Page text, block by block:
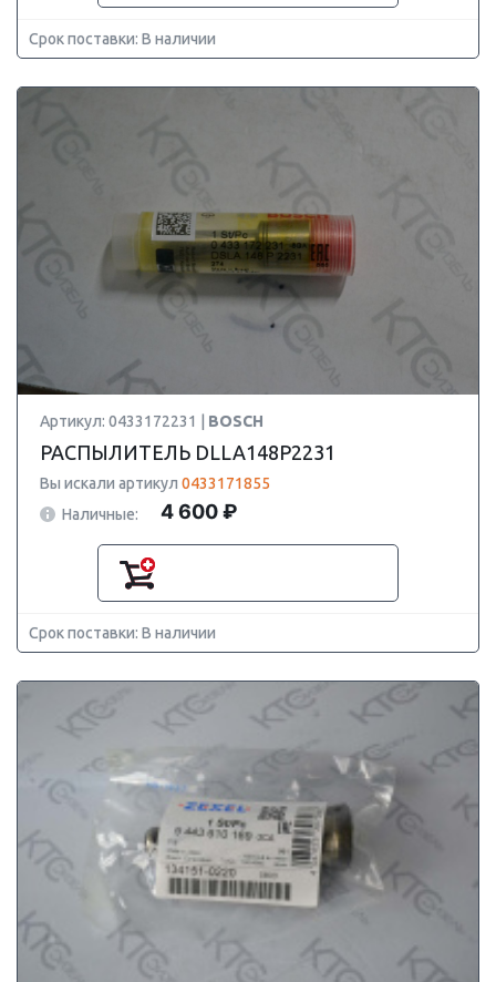
Срок поставки: В наличии
Артикул: 0433172231 | BOSCH
РАСПЫЛИТЕЛЬ DLLA148P2231
Вы искали артикул 0433171855
Наличные:
4 600 ₽
Срок поставки: В наличии